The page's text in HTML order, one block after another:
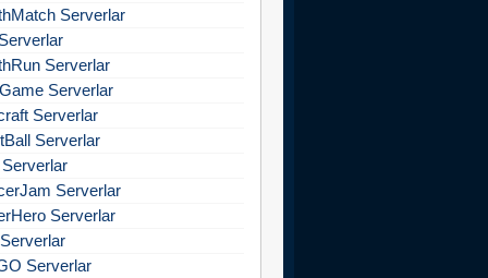
Serverlar
Serverlar
Serverlar
Serverlar
Serverlar
Serverlar
Serverlar
Serverlar